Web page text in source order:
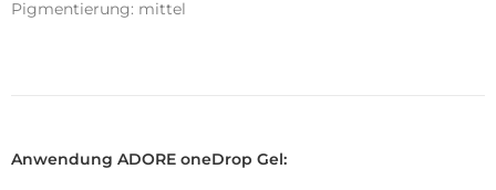
Pigmentierung: mittel
Anwendung ADORE oneDrop Gel: